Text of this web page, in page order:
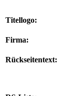
Titellogo:
Firma:
Rückseitentext: